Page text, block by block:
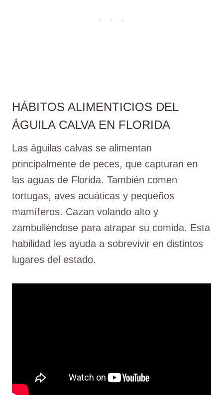
HÁBITOS ALIMENTICIOS DEL
ÁGUILA CALVA EN FLORIDA
Las águilas calvas se alimentan
principalmente de peces, que capturan en
las aguas de Florida. También comen
tortugas, aves acuáticas y pequeños
mamíferos. Cazan volando alto y
zambulléndose para atrapar su comida. Esta
habilidad les ayuda a sobrevivir en distintos
lugares del estado.